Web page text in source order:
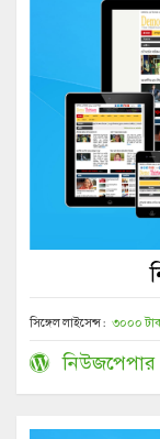
সিঙ্গেল লাইসেন্স : ৩০০০
নিউজপেপার